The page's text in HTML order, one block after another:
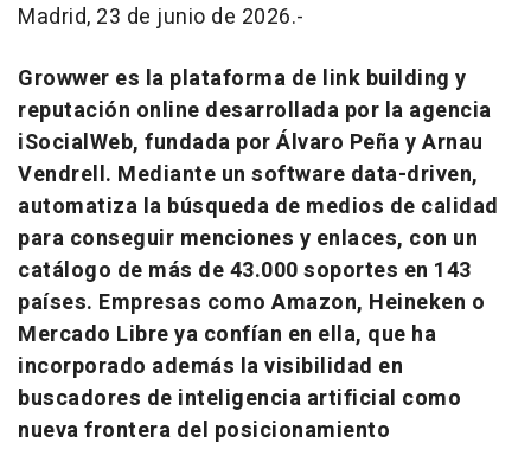
Madrid, 23 de junio de 2026.-
Growwer es la plataforma de link building y
reputación online desarrollada por la agencia
iSocialWeb, fundada por Álvaro Peña y Arnau
Vendrell. Mediante un software data-driven,
automatiza la búsqueda de medios de calidad
para conseguir menciones y enlaces, con un
catálogo de más de 43.000 soportes en 143
países. Empresas como Amazon, Heineken o
Mercado Libre ya confían en ella, que ha
incorporado además la visibilidad en
buscadores de inteligencia artificial como
nueva frontera del posicionamiento